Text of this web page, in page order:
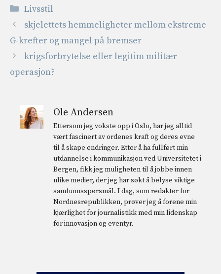
Kategorier
Livsstil
skjelettets hemmeligheter mellom ekstreme
G-krefter og mangel på bremser
krigsforbrytelse eller legitim militær
operasjon?
Ole Andersen
Ettersom jeg vokste opp i Oslo, har jeg alltid
vært fascinert av ordenes kraft og deres evne
til å skape endringer. Etter å ha fullført min
utdannelse i kommunikasjon ved Universitetet i
Bergen, fikk jeg muligheten til å jobbe innen
ulike medier, der jeg har søkt å belyse viktige
samfunnsspørsmål. I dag, som redaktør for
Nordnesrepublikken, prøver jeg å forene min
kjærlighet for journalistikk med min lidenskap
for innovasjon og eventyr.